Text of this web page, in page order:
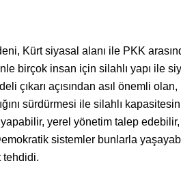
Kürt siyasal alanı ile PKK
birçok insan için silahlı yapı ile
çıkarı açısından asıl önemli olan,
sürdürmesi ile silahlı
yerel yönetim talep
sistemler bunlarla
tehdidi.